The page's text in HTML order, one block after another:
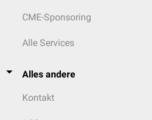
CME-Sponsoring
Alle Services
Alles andere
Kontakt